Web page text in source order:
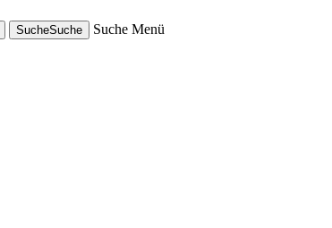
SucheSuche Suche Menü